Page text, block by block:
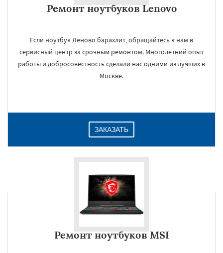
Ремонт ноутбуков Lenovo
Если ноутбук Леново барахлит, обращайтесь к нам в
сервисный центр за срочным ремонтом. Многолетний опыт
работы и добросовестность сделали нас одними из лучших в
Москве.
ЗАКАЗАТЬ
Ремонт ноутбуков MSI